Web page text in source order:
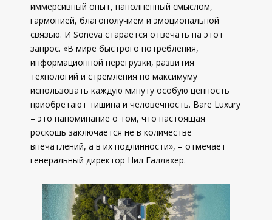
иммерсивный опыт, наполненный смыслом,
гармонией, благополучием и эмоциональной
связью. И Soneva старается отвечать на этот
запрос. «В мире быстрого потребления,
информационной перегрузки, развития
технологий и стремления по максимуму
использовать каждую минуту особую ценность
приобретают тишина и человечность. Bare Luxury
– это напоминание о том, что настоящая
роскошь заключается не в количестве
впечатлений, а в их подлинности», – отмечает
генеральный директор Нил Галлахер.